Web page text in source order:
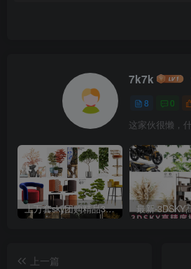
7k7k
8 0
这家伙很懒，
上万套sky团购精品3dmax模型
上一篇